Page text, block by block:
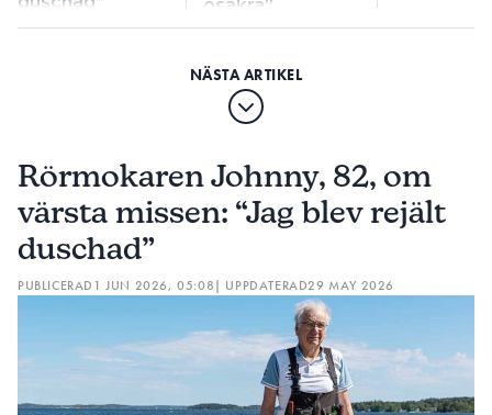
osäkra”
Rörmokaren Johnny, 82, om
värsta missen: “Jag blev rejält
duschad”
PUBLICERAD 1 JUN 2026, 05:08| UPPDATERAD29 MAY 2026